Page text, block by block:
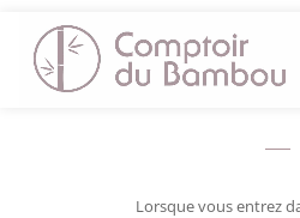
PLIAGE
EN
Lorsque vous entrez